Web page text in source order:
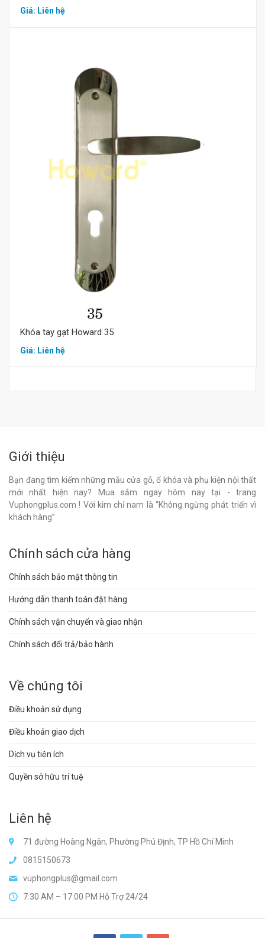
Giá: Liên hệ
Mua hàng
Khóa tay gạt Howard 35
Giá: Liên hệ
Giới thiệu
Bạn đang tìm kiếm những mẫu cửa gỗ, ổ khóa và phụ kiện nội thất
mới nhất hiện nay? Mua sắm ngay hôm nay tại - trang
Vuphongplus.com ! Với kim chỉ nam là “Không ngừng phát triển vì
khách hàng”
Chính sách cửa hàng
Chính sách bảo mật thông tin
Hướng dẫn thanh toán đặt hàng
Chính sách vận chuyển và giao nhận
Chính sách đổi trả/bảo hành
Về chúng tôi
Điều khoản sử dụng
Điều khoản giao dịch
Dịch vụ tiện ích
Quyền sở hữu trí tuệ
Liên hệ
71 đường Hoàng Ngân, Phường Phú Định, TP Hồ Chí Minh
0815150673
vuphongplus@gmail.com
7:30 AM – 17:00 PM Hỗ Trợ 24/24